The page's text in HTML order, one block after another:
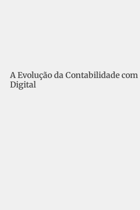
A Evolução da Contabilidade
Digital